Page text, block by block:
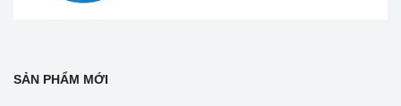
SẢN PHẨM MỚI